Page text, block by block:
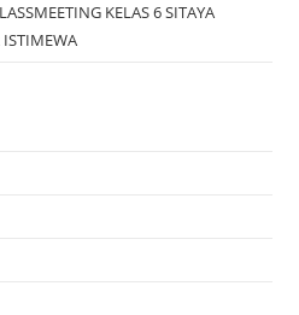
KELAS 6 SITAYA
ISTIMEWA